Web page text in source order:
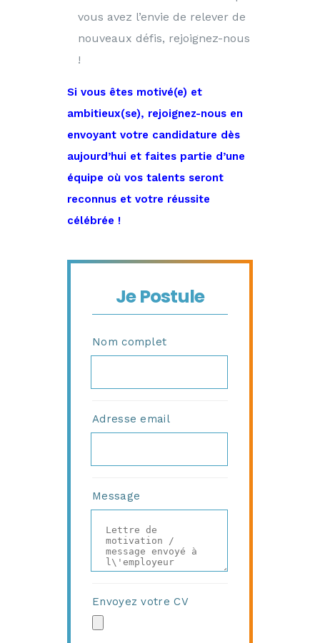
vous avez l’envie de relever de
nouveaux défis, rejoignez-nous
!
Si vous êtes motivé(e) et
ambitieux(se), rejoignez-nous en
envoyant votre candidature dès
aujourd’hui et faites partie d’une
équipe où vos talents seront
reconnus et votre réussite
célébrée !
Je Postule
Nom complet
Adresse email
Message
Envoyez votre CV